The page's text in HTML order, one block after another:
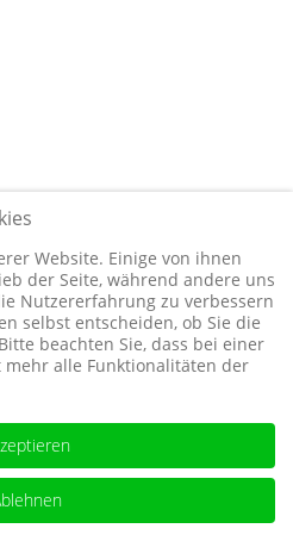
Website. Einige von ihnen
der Seite, während andere uns
Nutzererfahrung zu verbessern
selbst entscheiden, ob Sie die
beachten Sie, dass bei einer
alle Funktionalitäten der